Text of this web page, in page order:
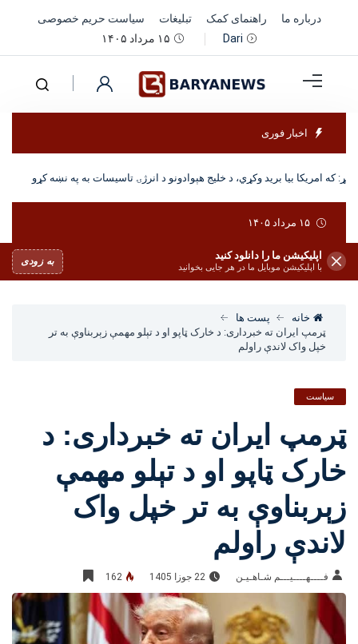
درباره ما راهنمای کمک تبلیغات
سیاست حریم خصوصی
Dari
۱۵ مرداد ۱۴۰۵
اخبار فوری
که امریکا بیا برید وکړي، د خلیج هېوادونو د انرژۍ تاسیسات به په نښه کړو
۱۵ مرداد ۱۴۰۵
اپلیکیشن ما را دانلود کنید
با اپلیکیشن موبایل ما در هر جایی بخوانید
به زودی
خانه
پست ها
ټرمپ ایران ته خبرداری: د خارک ټاپو او د تېلو مهمې زېربناوې به تر
خپل واک لاندې راولم
سیاست
ټرمپ ایران ته خبرداری: د
خارک ټاپو او د تېلو مهمې
زېربناوې به تر خپل واک
لاندې راولم
فــــهــــيـــم شـاهـیـن‎‎ 22 جوزا 1405 162